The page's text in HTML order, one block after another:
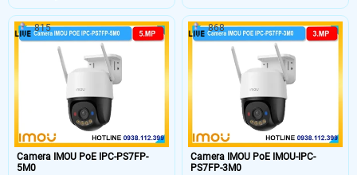
sắc nét, hỗ trợ full màu ban đêm,
âm thanh tích hợp và cảnh báo chủ
động bằng đèn chớp.
nét, âm thanh tích hợp và cảnh báo
chủ động, giúp bảo vệ an ninh cho
ngôi nhà và văn phòng của bạn một
cách chuyên nghiệp.
Camera IMOU PoE IPC-PS7FP-
5M0
815
Camera IMOU PoE IMOU-IPC-
PS7FP-3M0
868